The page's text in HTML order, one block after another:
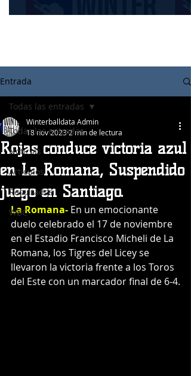
Entrada
Todas las entradas
Noticias
Articulos
Resultados
WBC
Todas las entradas
Rojas conduce victoria azul
en La Romana, Suspendido
juego en Santiago.
Winterballdata Admin
18 nov 20232 min de lectura
La Romana- En un emocionante
duelo celebrado el 17 de noviembre
en el Estadio Francisco Micheli de La
Romana, los Tigres del Licey se
llevaron la victoria frente a los Toros
del Este con un marcador final de 6-4.